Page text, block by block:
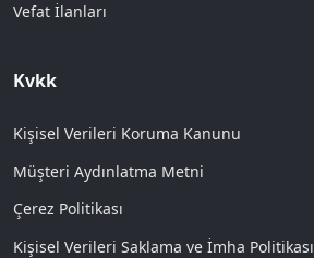
Vefat İlanları
Kvkk
Kişisel Verileri Koruma Kanunu
Müşteri Aydınlatma Metni
Çerez Politikası
Kişisel Verileri Saklama ve İmha Politikası